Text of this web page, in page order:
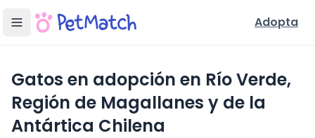
Adopta
Gatos en adopción en Río Verde,
Región de Magallanes y de la
Antártica Chilena